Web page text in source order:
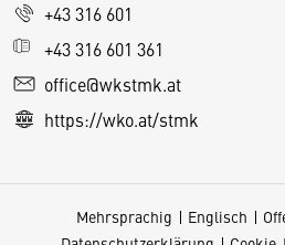
+43 316 601
+43 316 601 361
office@wkstmk.at
https://wko.at/stmk
Mehrsprachig Englisch
s
e
S
e